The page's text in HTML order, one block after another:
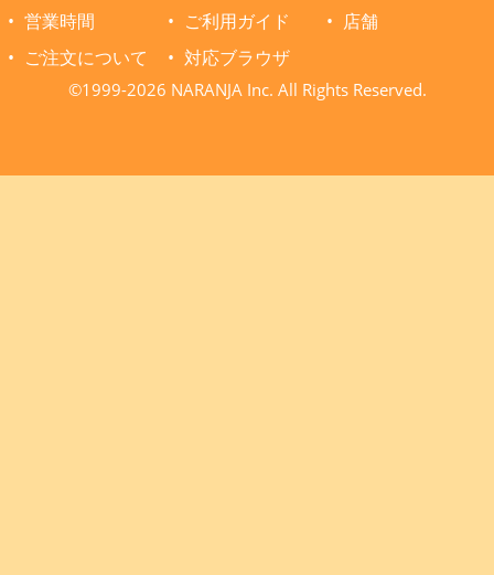
営業時間
ご利用ガイド
店舗
ご注文について
対応ブラウザ
©1999-2026 NARANJA Inc. All Rights Reserved.